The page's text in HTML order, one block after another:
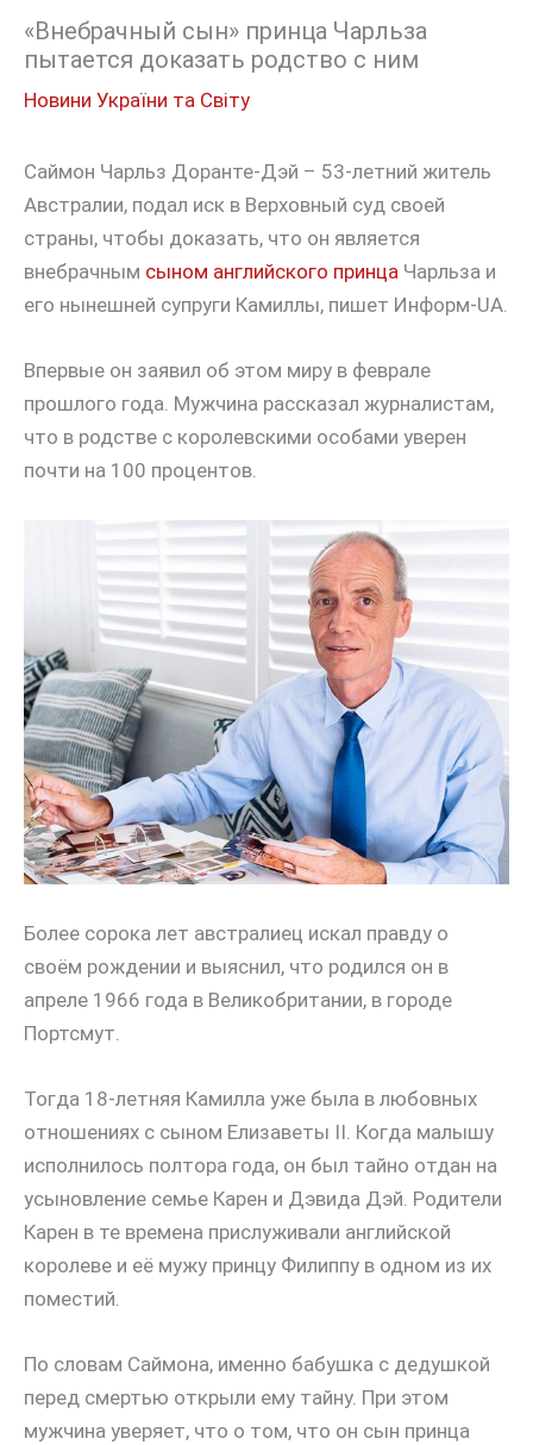
«Внебрачный сын» принца Чарльза
пытается доказать родство с ним
Новини України та Світу
Саймон Чарльз Доранте-Дэй – 53-летний житель
Австралии, подал иск в Верховный суд своей
страны, чтобы доказать, что он является
внебрачным сыном английского принца Чарльза и
его нынешней супруги Камиллы, пишет Информ-UA.
Впервые он заявил об этом миру в феврале
прошлого года. Мужчина рассказал журналистам,
что в родстве с королевскими особами уверен
почти на 100 процентов.
Более сорока лет австралиец искал правду о
своём рождении и выяснил, что родился он в
апреле 1966 года в Великобритании, в городе
Портсмут.
Тогда 18-летняя Камилла уже была в любовных
отношениях с сыном Елизаветы II. Когда малышу
исполнилось полтора года, он был тайно отдан на
усыновление семье Карен и Дэвида Дэй. Родители
Карен в те времена прислуживали английской
королеве и её мужу принцу Филиппу в одном из их
поместий.
По словам Саймона, именно бабушка с дедушкой
перед смертью открыли ему тайну. При этом
мужчина уверяет, что о том, что он сын принца